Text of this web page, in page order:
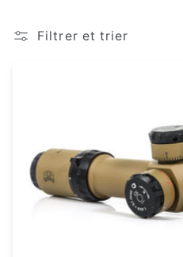
Filtrer et trier